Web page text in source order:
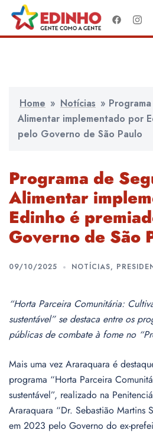
para
o
Home » Notícias »
Alimentar implementado por
pelo Governo de São Paulo
Programa de
Alimentar
Edinho é
Governo de São
09/10/2025 NOTÍCIAS,
“Horta Parceira Comunitária:
sustentável” se destaca entre os
públicas de combate à fome no
Mais uma vez Araraquara é
programa “Horta Parceira
sustentável”, realizado na
Araraquara “Dr. Sebastião Martins
em 2023 pelo Governo do ex-